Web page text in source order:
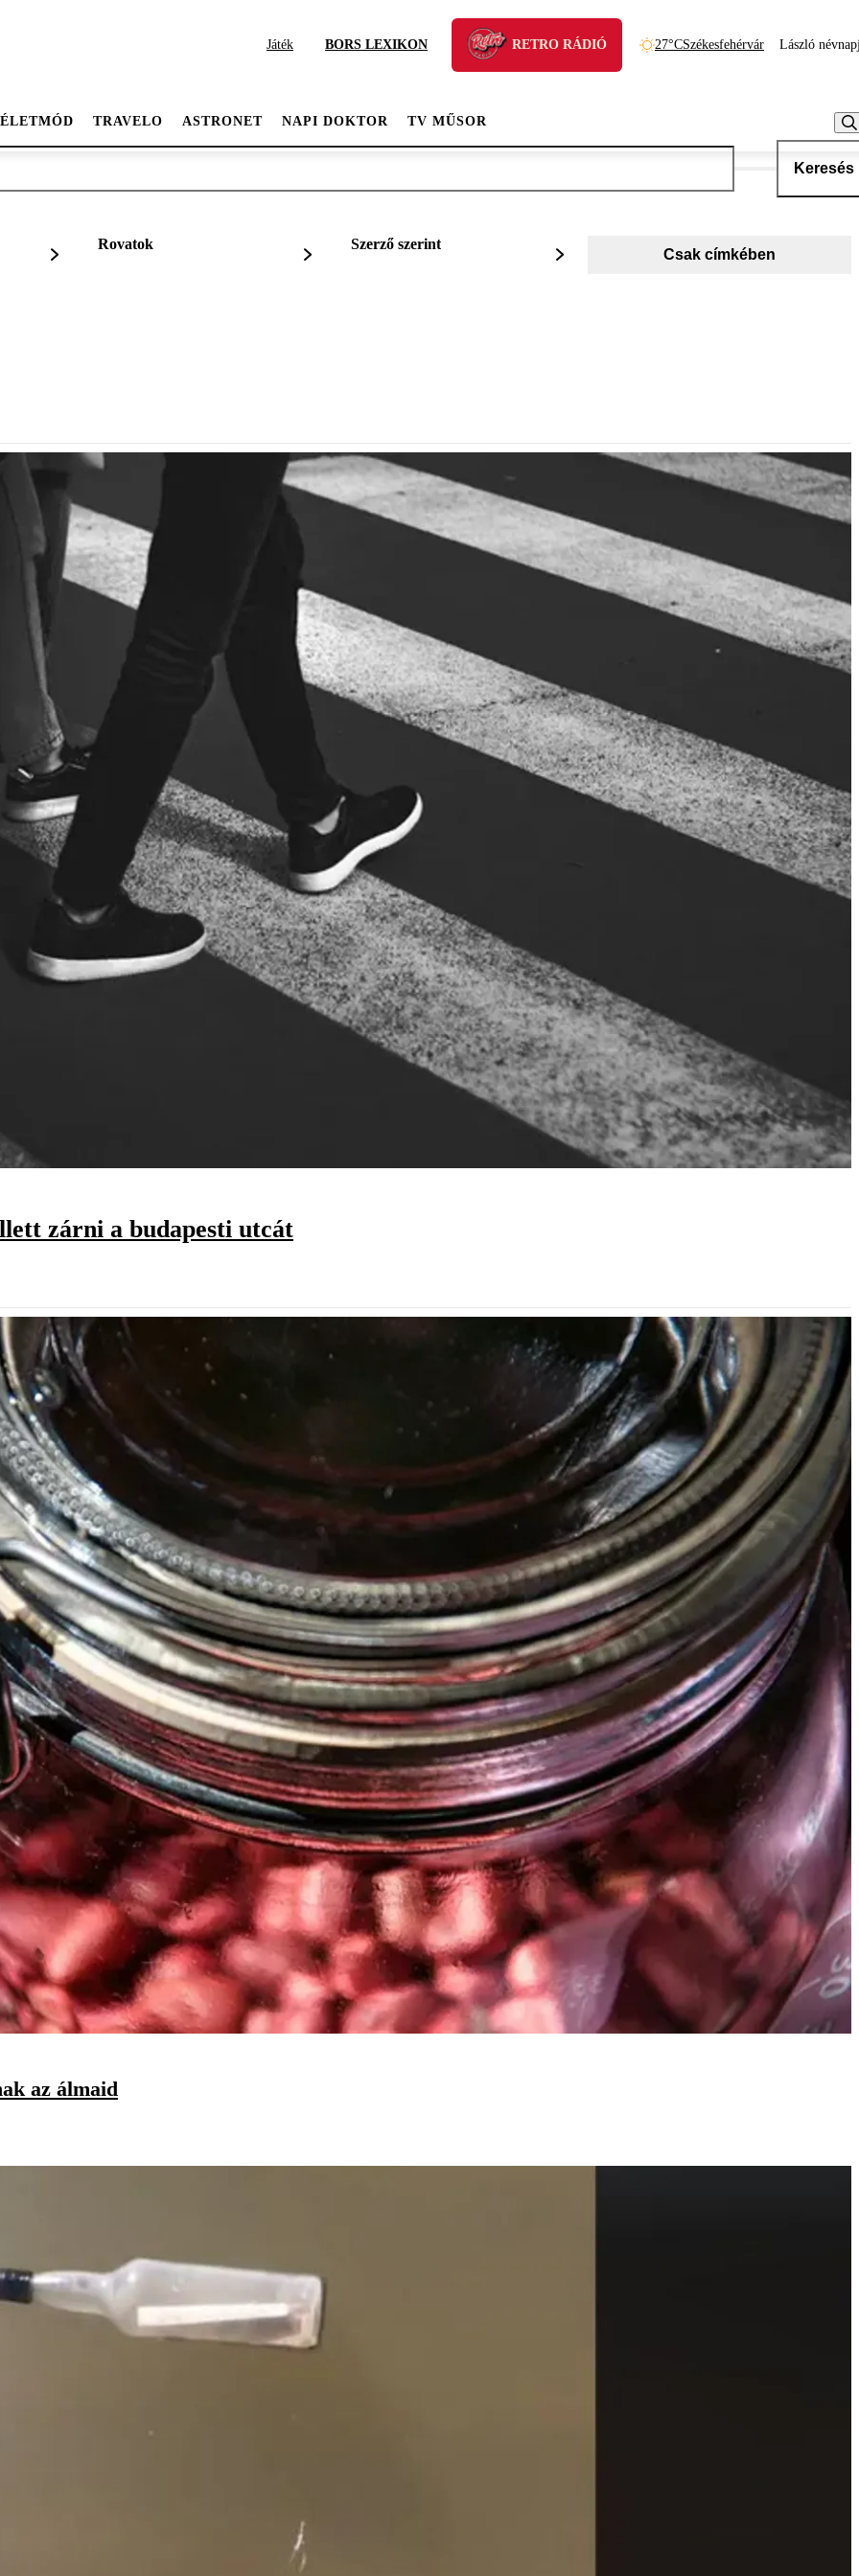
Játék BORS LEXIKON RETRO RÁDIÓ 27°CSzékesfehérvár László
ÉLETMÓD TRAVELO ASTRONET NAPI DOKTOR TV MŰSOR
Keresés
Rovatok Szerző szerint
Csak címkében
zárni a budapesti utcát
az álmaid